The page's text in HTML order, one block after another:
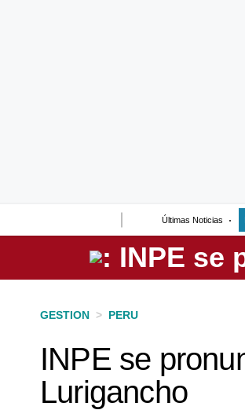
Últimas Noticias
GESTION > PERU
INPE se
Lurigancho